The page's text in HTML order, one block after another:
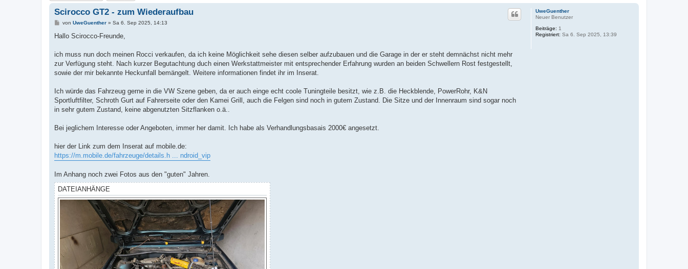
UweGuenther
Neuer Benutzer
Beiträge: 1
Registriert: Sa 6. Sep 2025, 13:39
Scirocco GT2 - zum Wiederaufbau
B
i
a
von UweGuenther» Sa 6. Sep 2025, 14:13
Hallo Scirocco-Freunde,
ich muss nun doch meinen Rocci verkaufen, da ich keine Möglichkeit sehe diesen selber aufzubauen und die Garage in der er steht demnächst nicht mehr
zur Verfügung steht. Nach kurzer Begutachtung duch einen Werkstattmeister mit entsprechender Erfahrung wurden an beiden Schwellern Rost festgestellt,
sowie der mir bekannte Heckunfall bemängelt. Weitere informationen findet ihr im Inserat.
Ich würde das Fahrzeug gerne in die VW Szene geben, da er auch einge echt coole Tuningteile besitzt, wie z.B. die Heckblende, PowerRohr, K&N
Sportluftfilter, Schroth Gurt auf Fahrerseite oder den Kamei Grill, auch die Felgen sind noch in gutem Zustand. Die Sitze und der Innenraum sind sogar noch
in sehr gutem Zustand, keine abgenutzten Sitzflanken o.ä..
Bei jeglichem Interesse oder Angeboten, immer her damit. Ich habe als Verhandlungsbasais 2000€ angesetzt.
hier der Link zum dem Inserat auf mobile.de:
https://m.mobile.de/fahrzeuge/details.h ... ndroid_vip
Im Anhang noch zwei Fotos aus den "guten" Jahren.
DATEIANHÄNGE